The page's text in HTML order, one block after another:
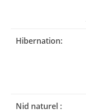
Hibernation:
Nid naturel :